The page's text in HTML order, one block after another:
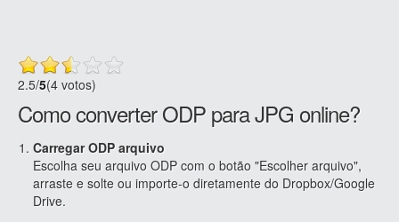
2.5/5(4 votos)
Como converter ODP para JPG online?
Carregar ODP arquivo
Escolha seu arquivo ODP com o botão "Escolher arquivo",
arraste e solte ou importe-o diretamente do Dropbox/Google
Drive.